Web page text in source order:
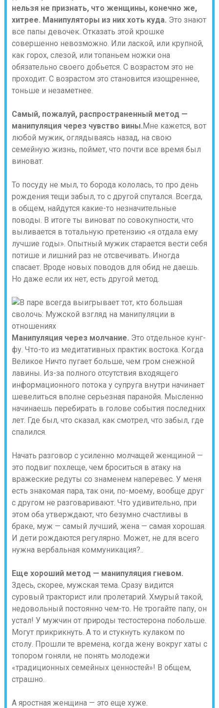
нельзя не признать, что женщины, конечно же,
хитрее. Манипуляторы из них хоть куда. Это знают
все папы девочек. Отказать этой крошке
совершенно невозможно. Или лаской, или крупной,
как горох, слезой, или топаньем ножки она
обязательно своего добьется. С возрастом это не
проходит. С возрастом это становится изощреннее,
тоньше и незаметнее.
Самый, пожалуй, распространенный метод —
манипуляция через чувство вины.Мне кажется, вот
любой мужик, оглядываясь назад, на свою
семейную жизнь, поймет, что почти все время был
виноват.
То посуду не мыл, то борода кололась, то про день
рождения тещи забыл, то с другой спутался. Всегда,
в общем, найдутся какие-то незначительные
поводы. В итоге ты виноват по совокупности, что
выливается в тотальную претензию «я отдала ему
лучшие годы». Опытный мужик старается вести себя
потише и лишний раз не отсвечивать. Иногда
спасает. Вроде новых поводов для обид не даешь.
Но даже если их нет, есть другой метод.
Манипуляция через молчание. Это отдельное кунг-
фу. Что-то из медитативных практик востока. Когда
Великое Ничто пугает больше, чем гром снежной
лавины. Из-за полного отсутствия входящего
информационного потока у супруга внутри начинает
шевелиться вполне серьезная паранойя. Мысленно
начинаешь перебирать в голове события последних
лет. Где был, что сказал, как смотрел, что забыл, где
спалился.
Начать разговор с усиленно молчащей женщиной —
это подвиг похлеще, чем броситься в атаку на
вражеские редуты со знаменем наперевес. У меня
есть знакомая пара, так они, по-моему, вообще друг
с другом не разговаривают. Что удивительно, при
этом оба утверждают, что безумно счастливы в
браке, муж — самый лучший, жена — самая хорошая.
И дети рождаются регулярно. Может, не для всего
нужна вербальная коммуникация?..
Еще хороший метод — манипуляция гневом.
Здесь, скорее, мужская тема. Сразу видится
суровый тракторист или пролетарий. Хмурый такой,
недовольный постоянно чем-то. Не трогайте папу, он
устал! У мужчин от природы тестостерона побольше.
Могут прикрикнуть. А то и стукнуть кулаком по
столу. Прошли те времена, когда жену вокруг хаты с
топором гоняли, не понять молодежи
«традиционных семейных ценностей»! В общем,
страшно.
А яростная женщина — это еще хуже.